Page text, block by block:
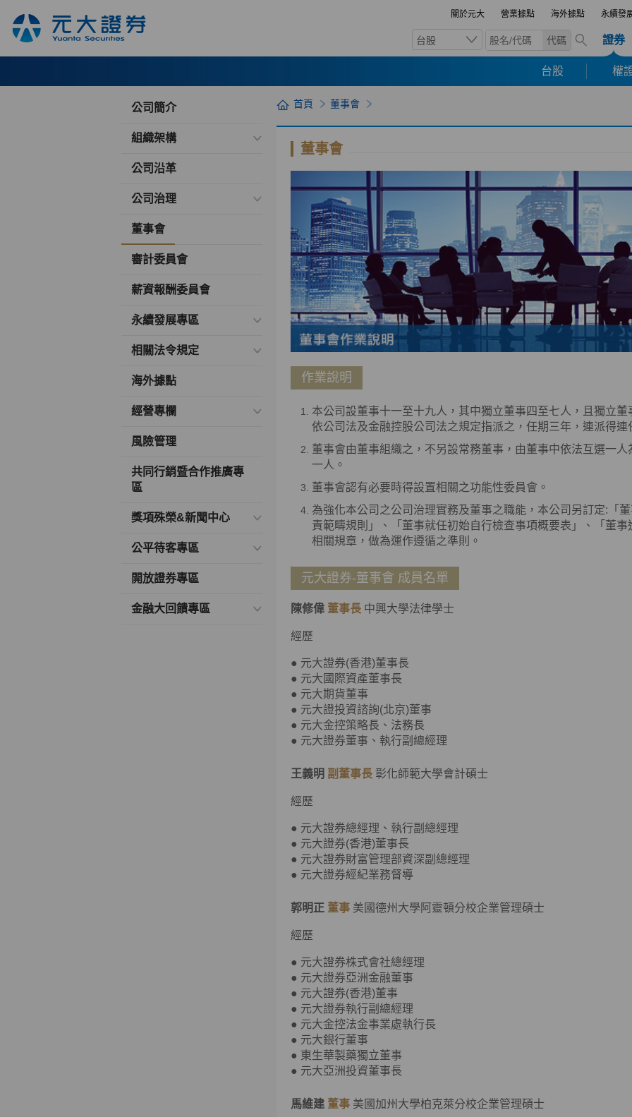
關於元大 營業據點 海外據點 永續發
台股 代碼 證券
台股 權
公司簡介
組織架構
公司沿革
公司治理
董事會
審計委員會
薪資報酬委員會
永續發展專區
相關法令規定
海外據點
經營專欄
風險管理
共同行銷暨合作推廣專
區
獎項殊榮&新聞中心
公平待客專區
開放證券專區
金融大回饋專區
首頁 董事會
董事會
作業說明
本公司設董事十一至十九人，其中獨立董事四至七人，且獨立
依公司法及金融控股公司法之規定指派之，任期三年，連派得連
董事會由董事組織之，不另設常務董事，由董事中依法互選一
一人。
董事會認有必要時得設置相關之功能性委員會。
為強化本公司之公司治理實務及董事之職能，本公司另訂定:「
責範疇規則」、「董事就任初始自行檢查事項概要表」、「董
相關規章，做為運作遵循之準則。
元大證券-董事會 成員名單
陳修偉 董事長 中興大學法律學士
經歷
● 元大證券(香港)董事長
● 元大國際資產董事長
● 元大期貨董事
● 元大證投資諮詢(北京)董事
● 元大金控策略長、法務長
● 元大證券董事、執行副總經理
王義明 副董事長 彰化師範大學會計碩士
經歷
● 元大證券總經理、執行副總經理
● 元大證券(香港)董事長
● 元大證券財富管理部資深副總經理
● 元大證券經紀業務督導
郭明正 董事 美國德州大學阿靈頓分校企業管理碩士
經歷
● 元大證券株式會社總經理
● 元大證券亞洲金融董事
● 元大證券(香港)董事
● 元大證券執行副總經理
● 元大金控法金事業處執行長
● 元大銀行董事
● 東生華製藥獨立董事
● 元大亞洲投資董事長
馬維建 董事 美國加州大學柏克萊分校企業管理碩士